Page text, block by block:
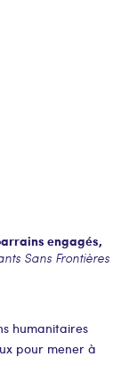
engagés,
Sans Frontières
humanitaires
pour mener à